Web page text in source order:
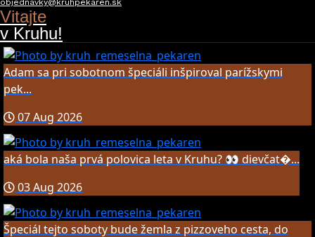
Vitajte
v Kruhu!
Adam sa pri sobotnom špeciáli inšpiroval parížskymi
pek...
07 Aug 2026
aká bola naša prvá polovica leta v Kruhu? 👀 dievčat�...
03 Aug 2026
Špeciál tejto soboty bude žemla z pizzoveho cesta, do